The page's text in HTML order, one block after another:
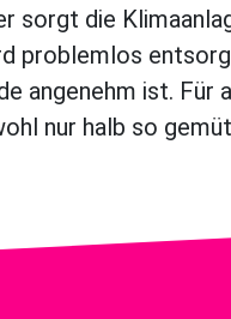
sorgt die
problemlos
angenehm ist. Für
nur halb so